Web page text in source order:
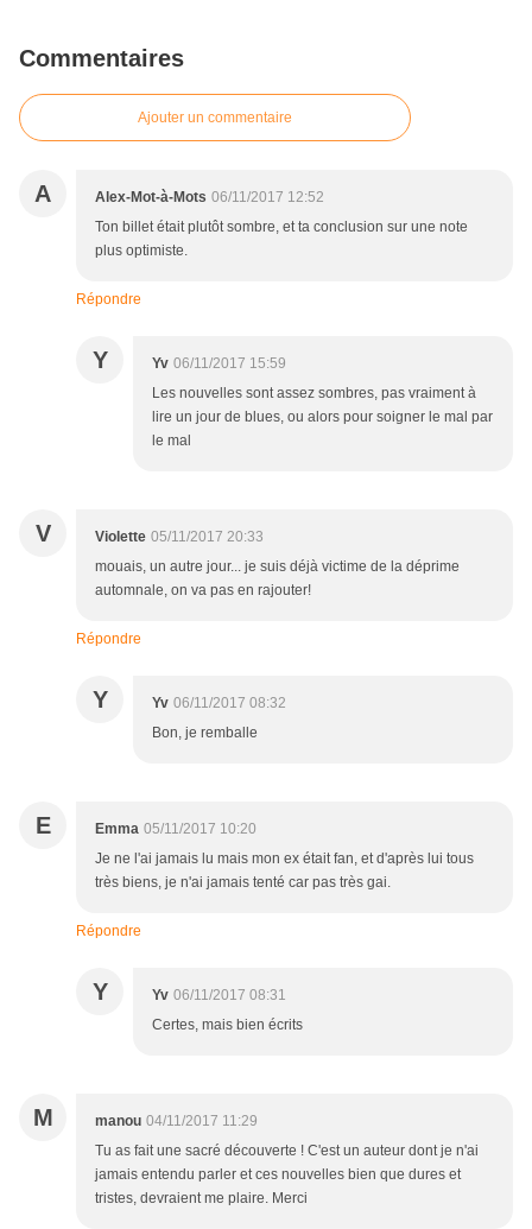
Commentaires
Ajouter un commentaire
A Alex-Mot-à-Mots 06/11/2017 12:52
Ton billet était plutôt sombre, et ta conclusion sur une note
plus optimiste.
Répondre
Y Yv 06/11/2017 15:59
Les nouvelles sont assez sombres, pas vraiment à
lire un jour de blues, ou alors pour soigner le mal par
le mal
V Violette 05/11/2017 20:33
mouais, un autre jour... je suis déjà victime de la déprime
automnale, on va pas en rajouter!
Répondre
Y Yv 06/11/2017 08:32
Bon, je remballe
E Emma 05/11/2017 10:20
Je ne l'ai jamais lu mais mon ex était fan, et d'après lui tous
très biens, je n'ai jamais tenté car pas très gai.
Répondre
Y Yv 06/11/2017 08:31
Certes, mais bien écrits
M manou 04/11/2017 11:29
Tu as fait une sacré découverte ! C'est un auteur dont je n'ai
jamais entendu parler et ces nouvelles bien que dures et
tristes, devraient me plaire. Merci